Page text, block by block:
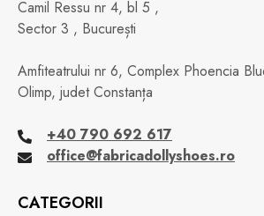
Camil Ressu nr 4, bl 5 ,
Sector 3 , București
Amfiteatrului nr 6, Complex Phoencia
Olimp, judet Constanța
+40 790 692 617
office@fabricadollyshoes.ro
CATEGORII